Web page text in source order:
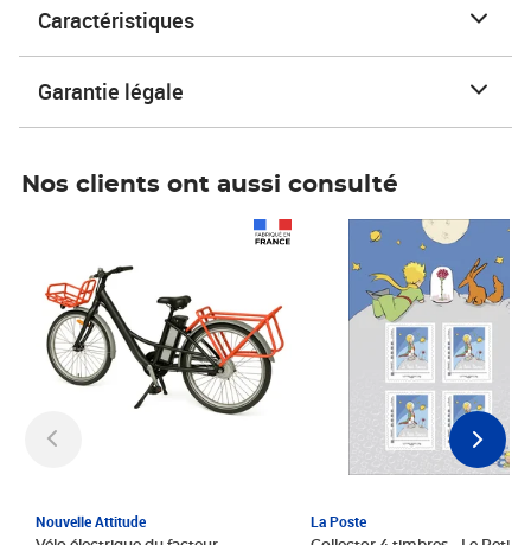
Caractéristiques
Garantie légale
Nos clients ont aussi consulté
Nouvelle Attitude La Poste
Prix 6,25€ HT